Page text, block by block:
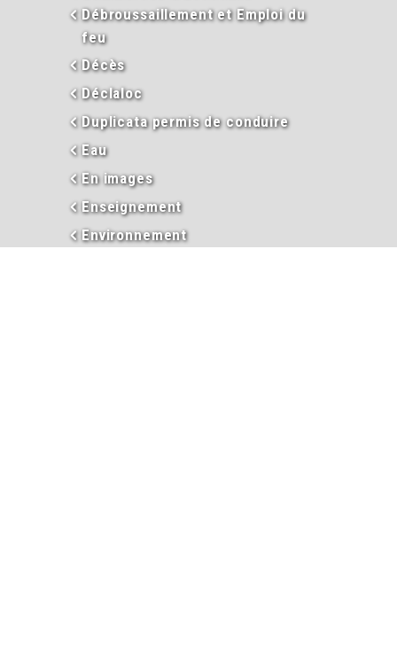
Débroussaillement et Emploi du
feu
Décès
Déclaloc
Duplicata permis de conduire
Eau
En images
Enseignement
Environnement